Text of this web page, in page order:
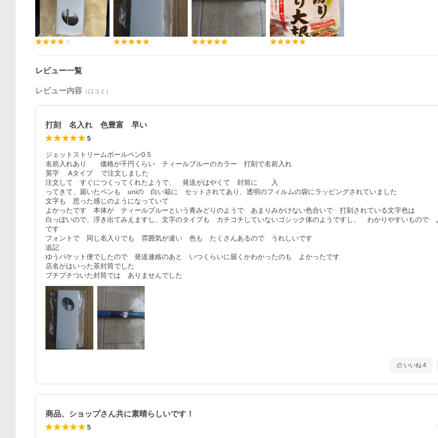
レビュー一覧
レビュー内容 （口コミ）
打刻 名入れ 色豊富 早い
5
ジェットストリームボールペン0.5
名前入れあり　　価格が千円くらい　ティールブルーのカラー　打刻で名前入れ
英字 　Aタイプ    で注文しました
注文して　すぐにつくってくれたようで、　発送がはやくて　封筒に　　入
ってきて、届いたペンも　uniの　白い箱に　セットされてあり、透明のフィルムの袋にラッピングされていました
文字も　思った感じのようになっていて
よかったです　本体が　ティールブルーという青みどりのようで　あまりみかけない色合いで　打刻されている文字色は
白っぽいので、浮き出てみえますし、文字のタイプも　カチコチしていないゴシック体のようですし、　わかりやすいもので　
です
フォントで　同じ名入りでも　雰囲気が違い　色も　たくさんあるので　うれしいです
追記
ゆうパケット便でしたので　発送連絡のあと　いつくらいに届くかわかったのも　よかったです
店名がはいった茶封筒でした
いいね 4
商品、ショップさん共に素晴らしいです！
5